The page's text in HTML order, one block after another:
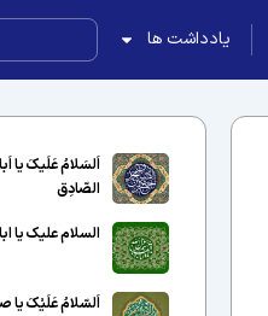
یادداشت ها
اَلسَلامُ عَلَیکَ یا
الصّادِق
السلام علیک یا
اَلسّلامُ عَلَیْکَ یا